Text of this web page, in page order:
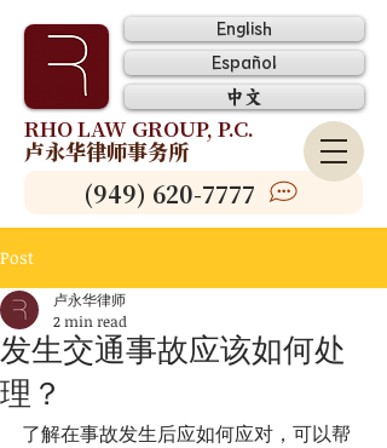
RHO LAW GROUP, P.C.
卢永华律师事务所
(949) 620-7777
English
Español
中文
Post
发生交通事故应该如何处
理？
卢永华律师
2 min read
了解在事故发生后应如何应对，可以帮